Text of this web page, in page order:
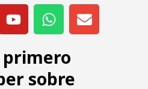
primero
sobre